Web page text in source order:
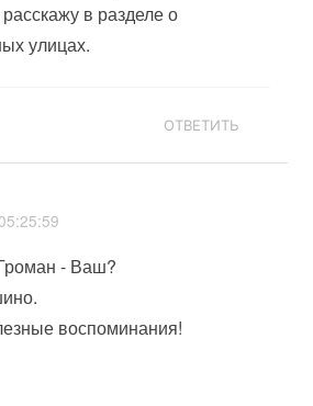
в разделе о
улицах.
ОТВЕТИТЬ
- Ваш?
воспоминания!